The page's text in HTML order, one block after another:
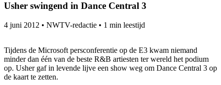
Usher swingend in Dance Central 3
4 juni 2012 • NWTV-redactie • 1 min leestijd
Tijdens de Microsoft persconferentie op de E3 kwam niemand
minder dan één van de beste R&B artiesten ter wereld het podium
op. Usher gaf in levende lijve een show weg om Dance Central 3 op
de kaart te zetten.